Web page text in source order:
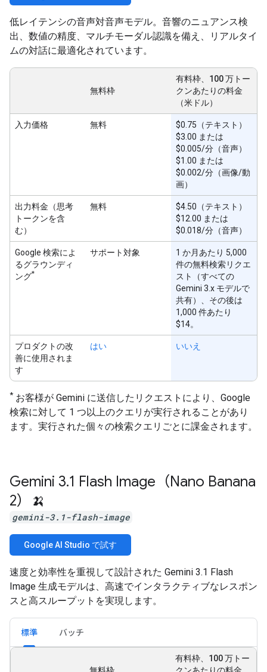
低レイテンシの音声対音声モデル。音響のニュアンス検
出、数値の精度、マルチモーダル認識を備え、リアルタイ
ムの対話に最適化されています。
無料枠
有料枠、100 万トー
クンあたりの料金
（米ドル）
入力価格 無料
$0.75（テキスト）
$3.00 または
$0.005/分（音声）
$1.00 または
$0.002/分（画像/動
画）
出力料金（思考
トークンを含
む）
無料
$4.50（テキスト）
$12.00 または
$0.018/分（音声）
Google 検索によ
るグラウンディ
ング*
サポート対象
1 か月あたり 5,000
件の無料検索リクエ
スト（すべての
Gemini 3.x モデルで
共有）、その後は
1,000 件あたり
$14。
プロダクトの改
善に使用されま
す
はい いいえ
* お客様が Gemini に送信したリクエストにより、Google
検索に対して 1 つ以上のクエリが実行されることがあり
ます。実行された個々の検索クエリごとに課金されます。
Gemini 3.1 Flash Image（Nano Banana
2）🍌
gemini-3.1-flash-image
Google AI Studio で試す
速度と効率性を重視して設計された Gemini 3.1 Flash
Image 生成モデルは、高速でインタラクティブなレスポン
スと高スループットを実現します。
標準 バッチ
有料枠、100 万トー